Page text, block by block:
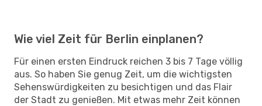
Wie viel Zeit für Berlin einplanen?
Für einen ersten Eindruck reichen 3 bis 7 Tage völlig
aus. So haben Sie genug Zeit, um die wichtigsten
Sehenswürdigkeiten zu besichtigen und das Flair
der Stadt zu genießen. Mit etwas mehr Zeit können